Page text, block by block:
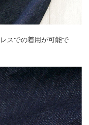
スでの着用が可能で